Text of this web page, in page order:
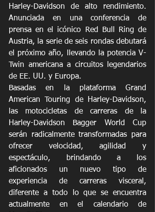
Harley-Davidson de alto rendimiento.
Anunciada en una conferencia de
prensa en el icónico Red Bull Ring de
Austria, la serie de seis rondas debutará
el próximo año, llevando la potencia V-
Twin americana a circuitos legendarios
de EE. UU. y Europa.
Basadas en la plataforma Grand
American Touring de Harley-Davidson,
las motocicletas de carreras de la
Harley-Davidson Bagger World Cup
serán radicalmente transformadas para
ofrecer velocidad, agilidad y
espectáculo, brindando a los
aficionados un nuevo tipo de
experiencia de carreras visceral,
diferente a todo lo que se encuentra
actualmente en el calendario de